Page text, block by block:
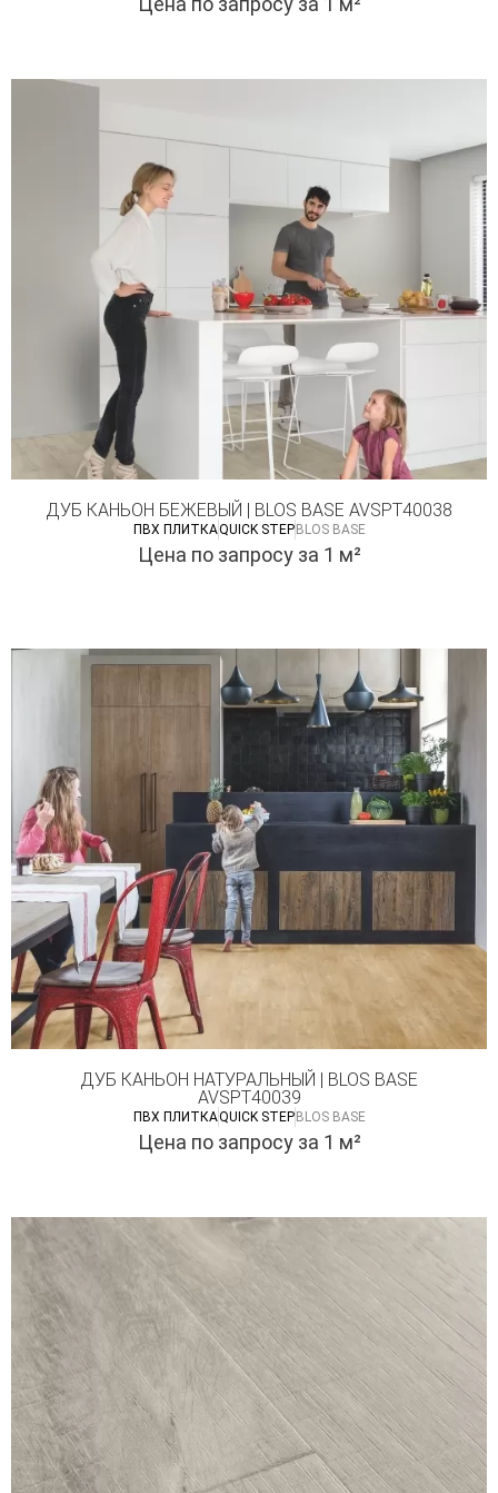
ДУБ КАНЬОН БЕЖЕВЫЙ | BLOS BASE AVSPT40038
ПВХ ПЛИТКАQUICK STEP BLOS BASE
Цена по запросу за 1 м²
ДУБ КАНЬОН НАТУРАЛЬНЫЙ | BLOS BASE
AVSPT40039
ПВХ ПЛИТКАQUICK STEPBLOS BASE
Цена по запросу за 1 м²